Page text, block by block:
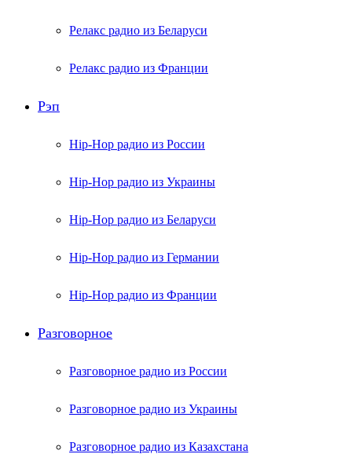
Релакс радио из Беларуси
Релакс радио из Франции
Рэп
Hip-Hop радио из России
Hip-Hop радио из Украины
Hip-Hop радио из Беларуси
Hip-Hop радио из Германии
Hip-Hop радио из Франции
Разговорное
Разговорное радио из России
Разговорное радио из Украины
Разговорное радио из Казахстана